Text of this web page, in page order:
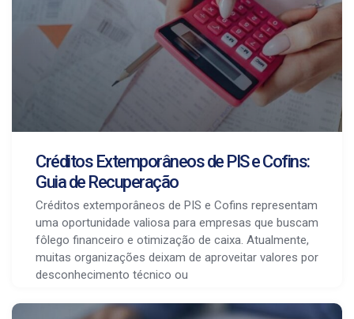
Créditos Extemporâneos de PIS e Cofins:
Guia de Recuperação
Créditos extemporâneos de PIS e Cofins representam
uma oportunidade valiosa para empresas que buscam
fôlego financeiro e otimização de caixa. Atualmente,
muitas organizações deixam de aproveitar valores por
desconhecimento técnico ou